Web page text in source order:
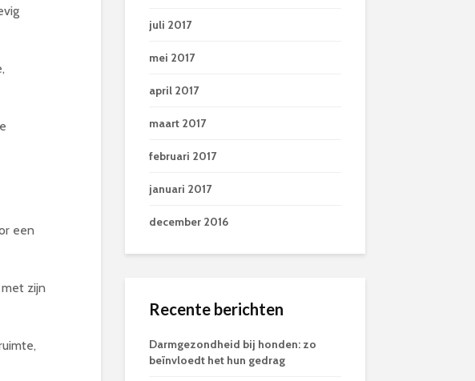
een
zijn
juli 2017
mei 2017
april 2017
maart 2017
februari 2017
januari 2017
december 2016
Recente berichten
Darmgezondheid bij honden: zo
beïnvloedt het hun gedrag